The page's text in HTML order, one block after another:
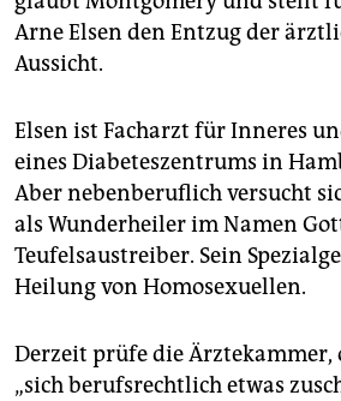
Arne Elsen den Entzug der
Aussicht.
Elsen ist Facharzt für Inneres
eines Diabeteszentrums in
Aber nebenberuflich versucht
als Wunderheiler im Namen
Teufelsaustreiber. Sein
Heilung von Homosexuellen.
Derzeit prüfe die
„sich berufsrechtlich etwas